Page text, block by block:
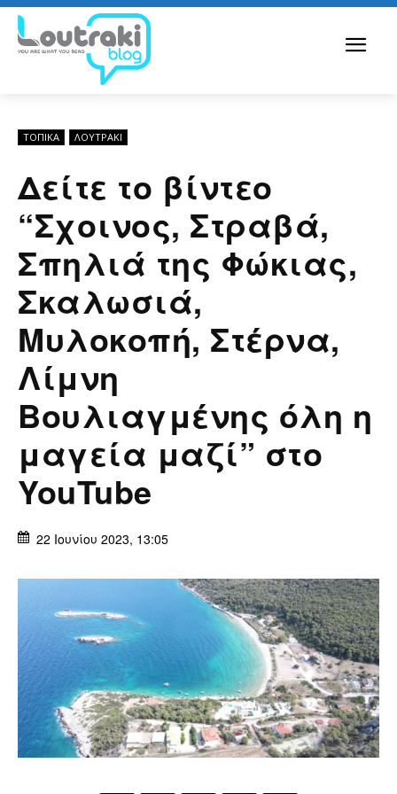
ΤΟΠΙΚΑ ΛΟΥΤΡΆΚΙ
Δείτε το βίντεο
“Σχοινος, Στραβά,
Σπηλιά της Φώκιας,
Σκαλωσιά,
Μυλοκοπή, Στέρνα,
Λίμνη
Βουλιαγμένης όλη η
μαγεία μαζί” στο
YouTube
22 Ιουνίου 2023, 13:05